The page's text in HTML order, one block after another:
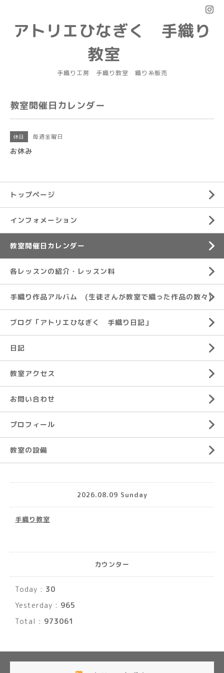
アトリエひなぎく 手織り
教室
手織り工房 手織り教室 織り糸販売
教室開催日カレンダー
休日 毎週金曜日
お休み
トップページ
インフォメーション
教室開催日カレンダー
各レッスンの紹介・レッスン料
手織り作品アルバム (生徒さんが教室で織った作品の数々)
ブログ「アトリエひなぎく 手織り日記」
日記
教室アクセス
お問い合わせ
プロフィール
教室の設備
2026.08.09 Sunday
手織り教室
カウンター
Today : 30
Yesterday : 965
Total : 973061